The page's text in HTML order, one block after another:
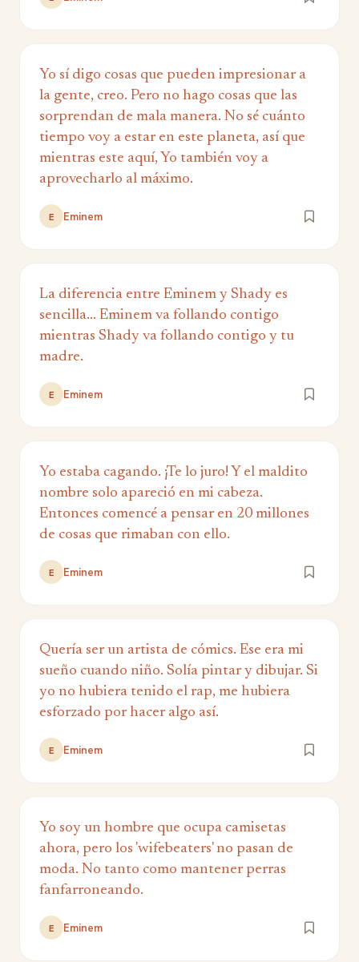
Yo sí digo cosas que pueden impresionar a
la gente, creo. Pero no hago cosas que las
sorprendan de mala manera. No sé cuánto
tiempo voy a estar en este planeta, así que
mientras este aquí, Yo también voy a
aprovecharlo al máximo.
E Eminem
La diferencia entre Eminem y Shady es
sencilla... Eminem va follando contigo
mientras Shady va follando contigo y tu
madre.
E Eminem
Yo estaba cagando. ¡Te lo juro! Y el maldito
nombre solo apareció en mi cabeza.
Entonces comencé a pensar en 20 millones
de cosas que rimaban con ello.
E Eminem
Quería ser un artista de cómics. Ese era mi
sueño cuando niño. Solía pintar y dibujar. Si
yo no hubiera tenido el rap, me hubiera
esforzado por hacer algo así.
E Eminem
Yo soy un hombre que ocupa camisetas
ahora, pero los 'wifebeaters' no pasan de
moda. No tanto como mantener perras
fanfarroneando.
E Eminem